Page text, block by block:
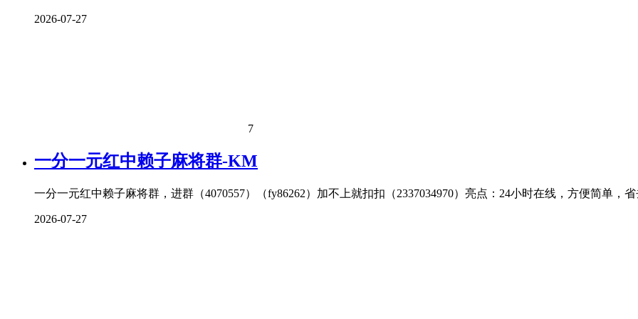
2026-07-27
7
一分一元红中赖子麻将群-KM
一分一元红中赖子麻将群，进群（4070557）（fy86262）加不上就扣扣（2337034970）亮点：24小时在线，方便简单，
2026-07-27